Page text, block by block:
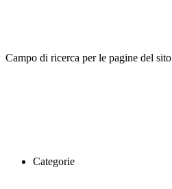
Campo di ricerca per le pagine del sito
Categorie